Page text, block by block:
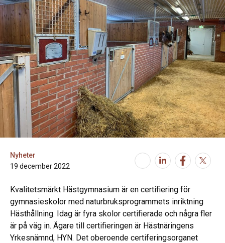
Nyheter
19 december 2022
Kvalitetsmärkt Hästgymnasium är en certifiering för
gymnasieskolor med naturbruksprogrammets inriktning
Hästhållning. Idag är fyra skolor certifierade och några fler
är på väg in. Ägare till certifieringen är Hästnäringens
Yrkesnämnd, HYN. Det oberoende certiferingsorganet